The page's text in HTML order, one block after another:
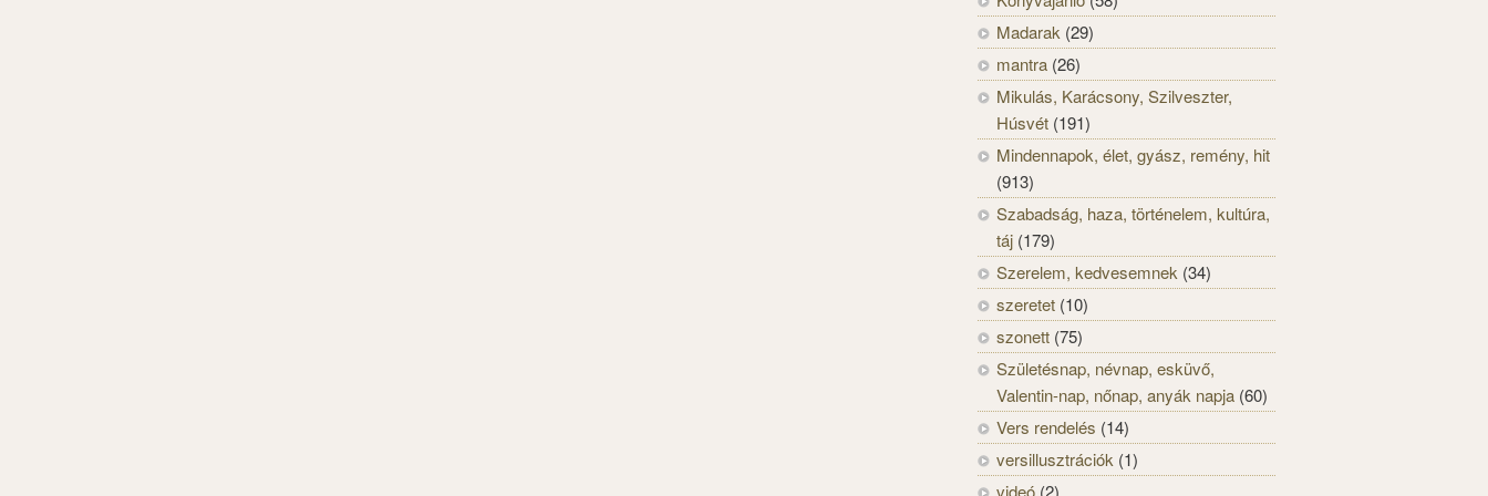
Madarak (29)
mantra (26)
Mikulás, Karácsony, Szilveszter,
Húsvét (191)
Mindennapok, élet, gyász, remény, hit
(913)
Szabadság, haza, történelem, kultúra,
táj (179)
Szerelem, kedvesemnek (34)
szeretet (10)
szonett (75)
Születésnap, névnap, esküvő,
Valentin-nap, nőnap, anyák napja (60)
Vers rendelés (14)
versillusztrációk (1)
videó (2)